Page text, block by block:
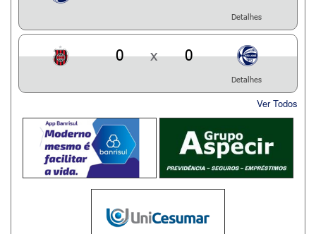
Detalhes
0 x 0
Detalhes
Ver Todos